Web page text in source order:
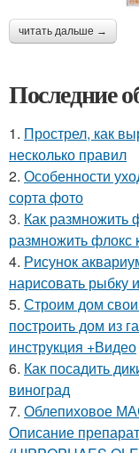
читать дальше →
Последние
1. Прострел, как
несколько правил
2. Особенности
сорта фото
3. Как размножить
размножить флокс
4. Рисунок
нарисовать рыбку
5. Строим дом
построить дом из
инструкция +Видео
6. Как посадить
виноград
7. Облепиховое
Описание